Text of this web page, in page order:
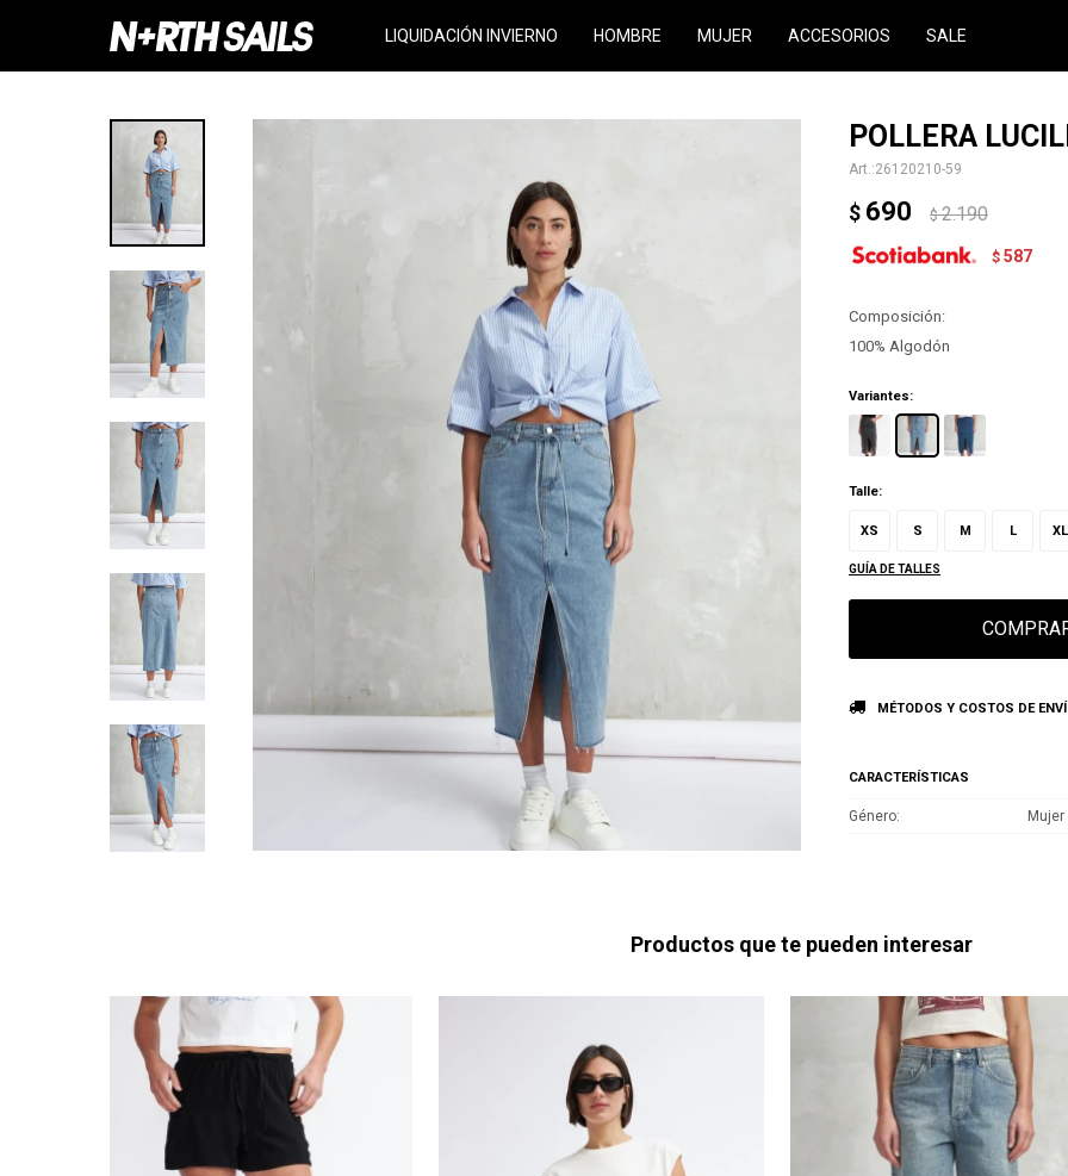
LIQUIDACIÓN INVIERNO HOMBRE MUJER ACCESORIOS SALE
POLLERA
26120210-59
$ 690 $ 2.190
$ 587
Composición:
100% Algodón
Variantes:
Talle:
XS S M L XL
GUÍA DE TALLES
MÉTODOS Y COSTOS DE
CARACTERÍSTICAS
Género Mujer
Productos que te pueden interesar